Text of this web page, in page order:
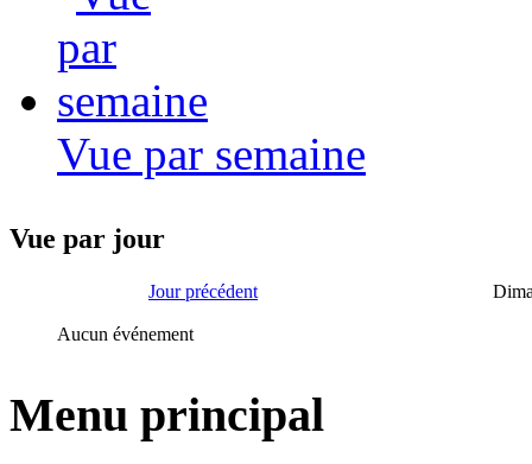
Vue par semaine
Vue par jour
Jour précédent
Aucun événement
Menu principal